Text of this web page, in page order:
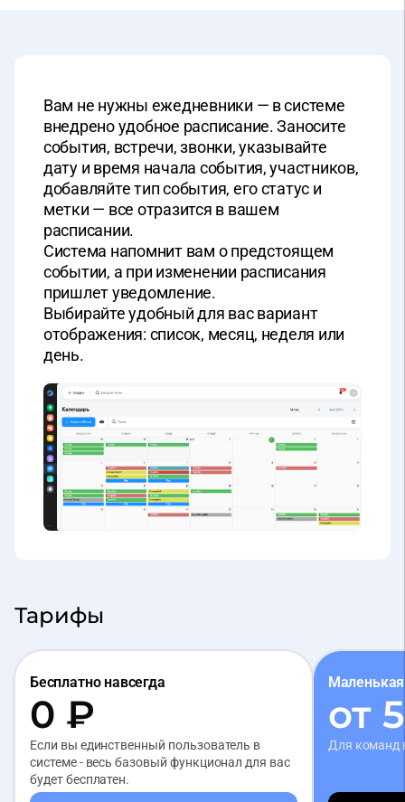
Вам не нужны ежедневники — в системе
внедрено удобное расписание. Заносите
события, встречи, звонки, указывайте
дату и время начала события, участников,
добавляйте тип события, его статус и
метки — все отразится в вашем
расписании.
Система напомнит вам о предстоящем
событии, а при изменении расписания
пришлет уведомление.
Выбирайте удобный для вас вариант
отображения: список, месяц, неделя или
день.
Тарифы
Бесплатно навсегда
0 ₽
Если вы единственный пользователь в
системе - весь базовый функционал для вас
будет бесплатен.
от
Для команд